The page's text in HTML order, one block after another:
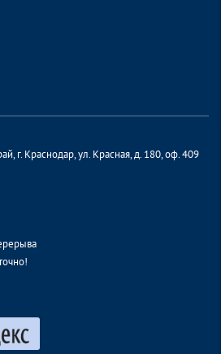
г. Краснодар, ул. Красная, д. 180, оф. 409